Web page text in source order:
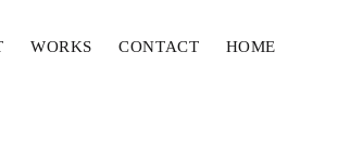
WORKS CONTACT HOME